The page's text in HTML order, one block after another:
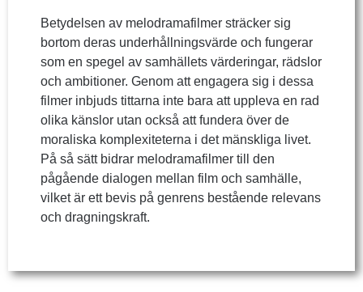
Betydelsen av melodramafilmer sträcker sig
bortom deras underhållningsvärde och fungerar
som en spegel av samhällets värderingar, rädslor
och ambitioner. Genom att engagera sig i dessa
filmer inbjuds tittarna inte bara att uppleva en rad
olika känslor utan också att fundera över de
moraliska komplexiteterna i det mänskliga livet.
På så sätt bidrar melodramafilmer till den
pågående dialogen mellan film och samhälle,
vilket är ett bevis på genrens bestående relevans
och dragningskraft.